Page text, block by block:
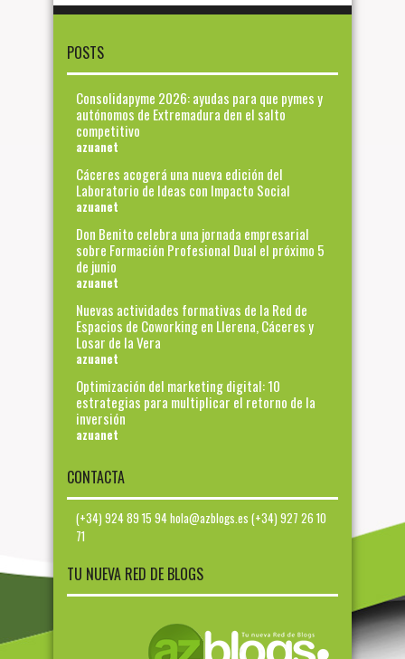
POSTS
Consolidapyme 2026: ayudas para que pymes y
autónomos de Extremadura den el salto
competitivo
azuanet
Cáceres acogerá una nueva edición del
Laboratorio de Ideas con Impacto Social
azuanet
Don Benito celebra una jornada empresarial
sobre Formación Profesional Dual el próximo 5
de junio
azuanet
Nuevas actividades formativas de la Red de
Espacios de Coworking en Llerena, Cáceres y
Losar de la Vera
azuanet
Optimización del marketing digital: 10
estrategias para multiplicar el retorno de la
inversión
azuanet
CONTACTA
(+34) 924 89 15 94 hola@azblogs.es (+34) 927 26 10
71
TU NUEVA RED DE BLOGS